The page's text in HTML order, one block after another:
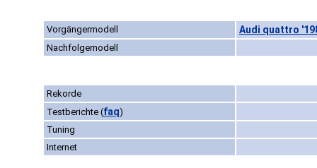
Vorgängermodell Audi quattro
Nachfolgemodell
Rekorde
Testberichte (faq)
Tuning
Internet